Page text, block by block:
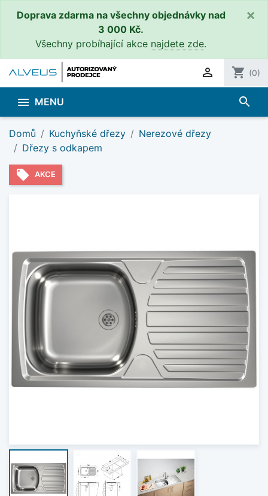
Doprava zdarma na všechny objednávky nad
3 000 Kč.
Všechny probíhající akce najdete zde.
×
 shopping_cart (0)
 MENU search
Domů Kuchyňské dřezy
Nerezové dřezy
Dřezy s odkapem
local_offer AKCE